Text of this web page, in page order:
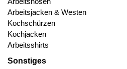
Arbeitsjacken & Westen
Kochschürzen
Kochjacken
Arbeitsshirts
Sonstiges